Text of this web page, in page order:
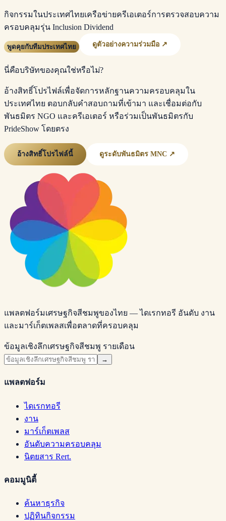
กิจกรรมในประเทศไทยเครือข่ายครีเอเตอร์การตรวจสอบความ
ครอบคลุมรุ่น Inclusion Dividend
พูดคุยกับทีมประเทศไทย ดูตัวอย่างความร่วมมือ ↗
นี่คือบริษัทของคุณใช่หรือไม่?
อ้างสิทธิ์โปรไฟล์เพื่อจัดการหลักฐานความครอบคลุมใน
ประเทศไทย ตอบกลับคำสอบถามที่เข้ามา และเชื่อมต่อกับ
พันธมิตร NGO และครีเอเตอร์ หรือร่วมเป็นพันธมิตรกับ
PrideShow โดยตรง
อ้างสิทธิ์โปรไฟล์นี้ ดูระดับพันธมิตร MNC ↗
แพลตฟอร์มเศรษฐกิจสีชมพูของไทย — ไดเรกทอรี อันดับ งาน
และมาร์เก็ตเพลสเพื่อตลาดที่ครอบคลุม
ข้อมูลเชิงลึกเศรษฐกิจสีชมพู รายเดือน
→
แพลตฟอร์ม
ไดเรกทอรี
งาน
มาร์เก็ตเพลส
อันดับความครอบคลุม
นิตยสาร Rert.
คอมมูนิตี้
ค้นหาธุรกิจ
ปฏิทินกิจกรรม